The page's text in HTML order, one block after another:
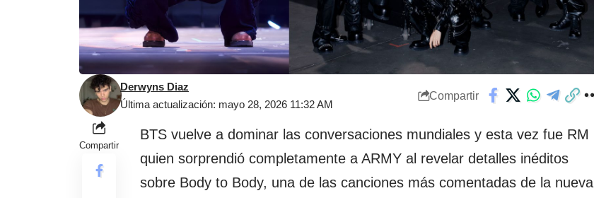
Última actualización: mayo 28, 2026 11:32 AM
Derwyns Diaz
Compartir
Compartir
BTS vuelve a dominar las conversaciones mundiales y esta vez fue RM
quien sorprendió completamente a ARMY al revelar detalles inéditos
sobre Body to Body, una de las canciones más comentadas de la nueva